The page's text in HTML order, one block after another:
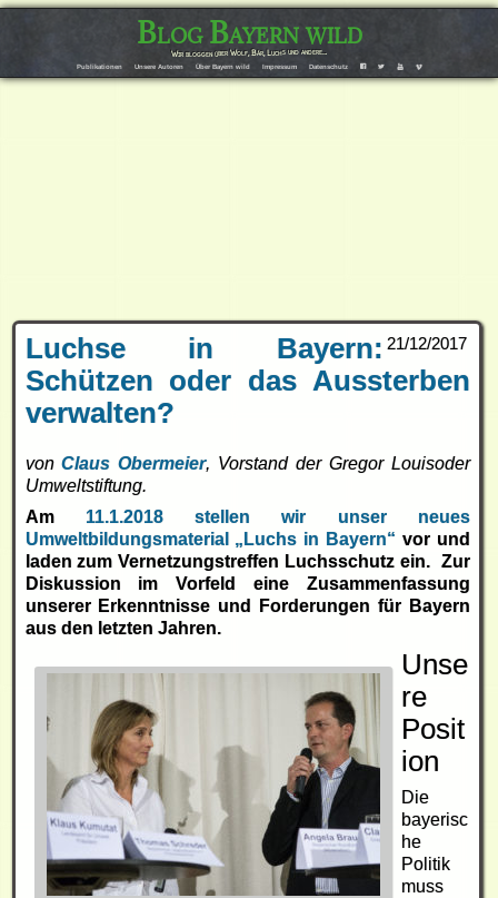
Blog Bayern wild
Wir bloggen über Wolf, Bär, Luchs und andere…
Publikationen Unsere Autoren Über Bayern wild Impressum Datenschutz F T Y V
21/12/2017
Luchse in Bayern:
Schützen oder das Aussterben
verwalten?
vonClaus Obermeier, Vorstand der Gregor Louisoder
Umweltstiftung.
Am 11.1.2018 stellen wir unser neues
Umweltbildungsmaterial „Luchs in Bayern“ vor und
laden zum Vernetzungstreffen Luchsschutz ein. Zur
Diskussion im Vorfeld eine Zusammenfassung
unserer Erkenntnisse und Forderungen für Bayern
aus den letzten Jahren.
Unse
re
Posit
ion
Die
bayerisc
he
Politik
muss